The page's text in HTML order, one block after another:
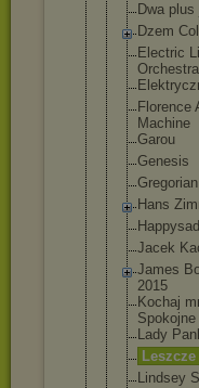
Dwa plus
Dzem
Electric
Orchestra
Florence
Machine
Garou
Genesis
Gregorian
Hans
Happysad
Jacek
James
2015
Kochaj
Spokojne
Lady
Leszcze
Lindsey